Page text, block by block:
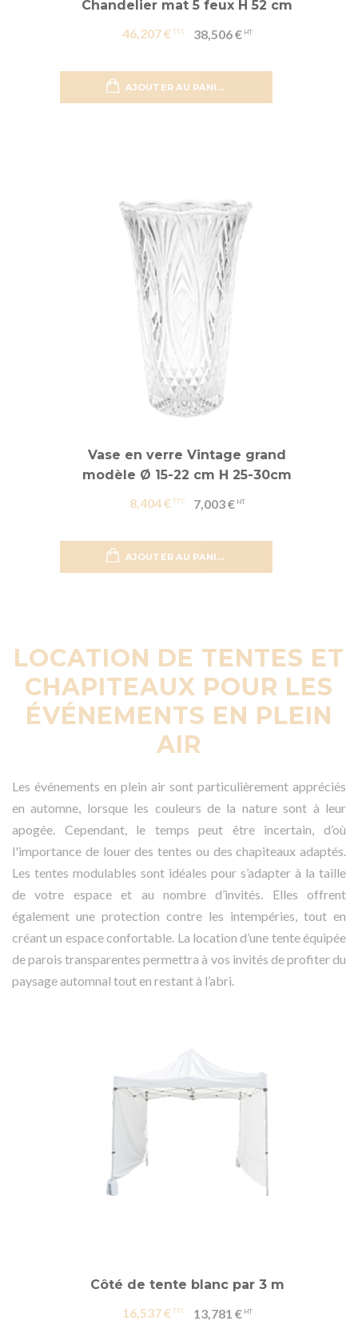
Chandelier mat 5 feux H 52 cm
46,207 €
38,506 €
AJOUTER AU PANIER
Vase en verre Vintage grand
modèle Ø 15-22 cm H 25-30cm
8,404 €
7,003 €
AJOUTER AU PANIER
LOCATION DE TENTES ET
CHAPITEAUX POUR LES
ÉVÉNEMENTS EN PLEIN
AIR
Les événements en plein air sont particulièrement appréciés
en automne, lorsque les couleurs de la nature sont à leur
apogée. Cependant, le temps peut être incertain, d’où
l'importance de louer des tentes ou des chapiteaux adaptés.
Les tentes modulables sont idéales pour s’adapter à la taille
de votre espace et au nombre d’invités. Elles offrent
également une protection contre les intempéries, tout en
créant un espace confortable. La location d’une tente équipée
de parois transparentes permettra à vos invités de profiter du
paysage automnal tout en restant à l’abri.
Côté de tente blanc par 3 m
16,537 €
13,781 €